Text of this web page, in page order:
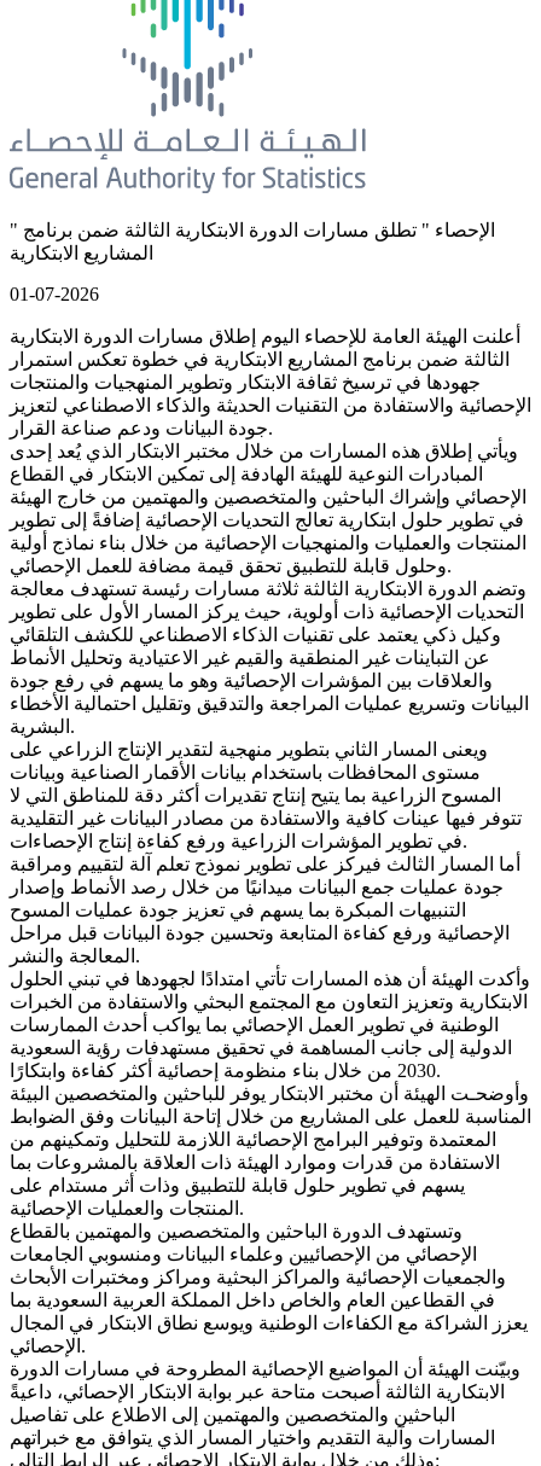
" الإحصاء " تطلق مسارات الدورة الابتكارية الثالثة ضمن برنامج
المشاريع الابتكارية
01-07-2026
أعلنت الهيئة العامة للإحصاء اليوم إطلاق مسارات الدورة الابتكارية
الثالثة ضمن برنامج المشاريع الابتكارية في خطوة تعكس استمرار
جهودها في ترسيخ ثقافة الابتكار وتطوير المنهجيات والمنتجات
الإحصائية والاستفادة من التقنيات الحديثة والذكاء الاصطناعي لتعزيز
جودة البيانات ودعم صناعة القرار.
ويأتي إطلاق هذه المسارات من خلال مختبر الابتكار الذي يُعد إحدى
المبادرات النوعية للهيئة الهادفة إلى تمكين الابتكار في القطاع
الإحصائي وإشراك الباحثين والمتخصصين والمهتمين من خارج الهيئة
في تطوير حلول ابتكارية تعالج التحديات الإحصائية إضافةً إلى تطوير
المنتجات والعمليات والمنهجيات الإحصائية من خلال بناء نماذج أولية
وحلول قابلة للتطبيق تحقق قيمة مضافة للعمل الإحصائي.
وتضم الدورة الابتكارية الثالثة ثلاثة مسارات رئيسة تستهدف معالجة
التحديات الإحصائية ذات أولوية، حيث يركز المسار الأول على تطوير
وكيل ذكي يعتمد على تقنيات الذكاء الاصطناعي للكشف التلقائي
عن التباينات غير المنطقية والقيم غير الاعتيادية وتحليل الأنماط
والعلاقات بين المؤشرات الإحصائية وهو ما يسهم في رفع جودة
البيانات وتسريع عمليات المراجعة والتدقيق وتقليل احتمالية الأخطاء
البشرية.
ويعنى المسار الثاني بتطوير منهجية لتقدير الإنتاج الزراعي على
مستوى المحافظات باستخدام بيانات الأقمار الصناعية وبيانات
المسوح الزراعية بما يتيح إنتاج تقديرات أكثر دقة للمناطق التي لا
تتوفر فيها عينات كافية والاستفادة من مصادر البيانات غير التقليدية
في تطوير المؤشرات الزراعية ورفع كفاءة إنتاج الإحصاءات.
أما المسار الثالث فيركز على تطوير نموذج تعلم آلة لتقييم ومراقبة
جودة عمليات جمع البيانات ميدانيًا من خلال رصد الأنماط وإصدار
التنبيهات المبكرة بما يسهم في تعزيز جودة عمليات المسوح
الإحصائية ورفع كفاءة المتابعة وتحسين جودة البيانات قبل مراحل
المعالجة والنشر.
وأكدت الهيئة أن هذه المسارات تأتي امتدادًا لجهودها في تبني الحلول
الابتكارية وتعزيز التعاون مع المجتمع البحثي والاستفادة من الخبرات
الوطنية في تطوير العمل الإحصائي بما يواكب أحدث الممارسات
الدولية إلى جانب المساهمة في تحقيق مستهدفات رؤية السعودية
2030 من خلال بناء منظومة إحصائية أكثر كفاءة وابتكارًا.
وأوضحـت الهيئة أن مختبر الابتكار يوفر للباحثين والمتخصصين البيئة
المناسبة للعمل على المشاريع من خلال إتاحة البيانات وفق الضوابط
المعتمدة وتوفير البرامج الإحصائية اللازمة للتحليل وتمكينهم من
الاستفادة من قدرات وموارد الهيئة ذات العلاقة بالمشروعات بما
يسهم في تطوير حلول قابلة للتطبيق وذات أثر مستدام على
المنتجات والعمليات الإحصائية.
وتستهدف الدورة الباحثين والمتخصصين والمهتمين بالقطاع
الإحصائي من الإحصائيين وعلماء البيانات ومنسوبي الجامعات
والجمعيات الإحصائية والمراكز البحثية ومراكز ومختبرات الأبحاث
في القطاعين العام والخاص داخل المملكة العربية السعودية بما
يعزز الشراكة مع الكفاءات الوطنية ويوسع نطاق الابتكار في المجال
الإحصائي.
وبيّنت الهيئة أن المواضيع الإحصائية المطروحة في مسارات الدورة
الابتكارية الثالثة أصبحت متاحة عبر بوابة الابتكار الإحصائي، داعيةً
الباحثين والمتخصصين والمهتمين إلى الاطلاع على تفاصيل
المسارات وآلية التقديم واختيار المسار الذي يتوافق مع خبراتهم
وذلك من خلال بوابة الابتكار الإحصائي عبر الرابط التالي: